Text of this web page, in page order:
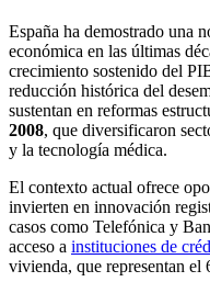
España ha demostrado una
económica en las últimas
crecimiento sostenido del
reducción histórica del
sustentan en reformas
2008, que diversificaron
y la tecnología médica.
El contexto actual ofrece
invierten en innovación
casos como Telefónica y
acceso a instituciones de
vivienda, que representan el